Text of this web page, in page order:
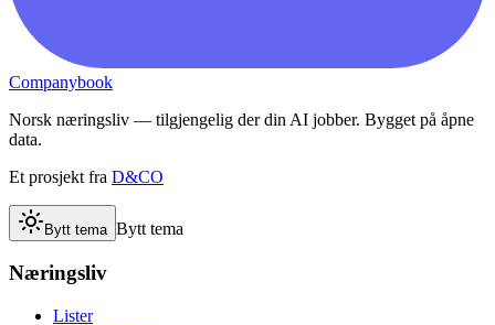
Companybook
Norsk næringsliv — tilgjengelig der din AI jobber. Bygget på åpne
data.
Et prosjekt fra D&CO
Bytt tema Bytt tema
Næringsliv
Lister